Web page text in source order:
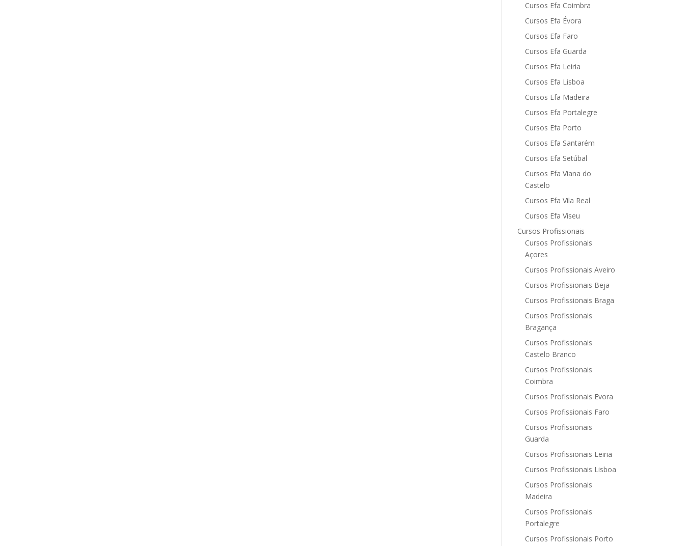
Cursos Efa Coimbra
Cursos Efa Évora
Cursos Efa Faro
Cursos Efa Guarda
Cursos Efa Leiria
Cursos Efa Lisboa
Cursos Efa Madeira
Cursos Efa Portalegre
Cursos Efa Porto
Cursos Efa Santarém
Cursos Efa Setúbal
Cursos Efa Viana do
Castelo
Cursos Efa Vila Real
Cursos Efa Viseu
Cursos Profissionais
Cursos Profissionais
Açores
Cursos Profissionais Aveiro
Cursos Profissionais Beja
Cursos Profissionais Braga
Cursos Profissionais
Bragança
Cursos Profissionais
Castelo Branco
Cursos Profissionais
Coimbra
Cursos Profissionais Evora
Cursos Profissionais Faro
Cursos Profissionais
Guarda
Cursos Profissionais Leiria
Cursos Profissionais Lisboa
Cursos Profissionais
Madeira
Cursos Profissionais
Portalegre
Cursos Profissionais Porto